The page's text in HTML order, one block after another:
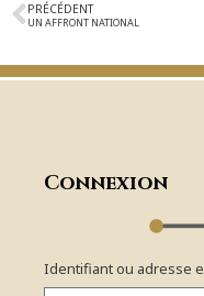
PRÉCÉDENT
UN AFFRONT NATIONAL
Connexion
Identifiant ou adresse